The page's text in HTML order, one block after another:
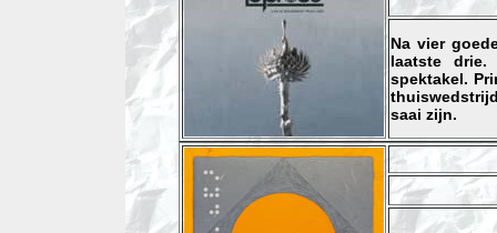
Na vier
laatste drie.
spektakel.
saai zijn.